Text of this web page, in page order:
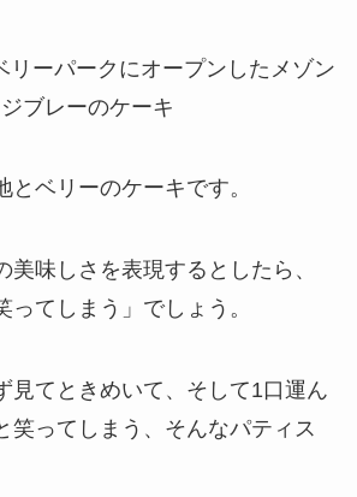
とベリーのケーキです。
美味しさを表現するとしたら、
ってしまう」 でしょう。
見てときめいて、そして1口運ん
笑ってしまう、そんなパティス